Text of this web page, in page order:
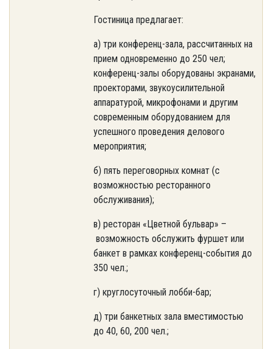
Гостиница предлагает:
а) три конференц-зала, рассчитанных на
прием одновременно до 250 чел;
конференц-залы оборудованы экранами,
проекторами, звукоусилительной
аппаратурой, микрофонами и другим
современным оборудованием для
успешного проведения делового
мероприятия;
б) пять переговорных комнат (с
возможностью ресторанного
обслуживания);
в) ресторан «Цветной бульвар» –
возможность обслужить фуршет или
банкет в рамках конференц-события до
350 чел.;
г) круглосуточный лобби-бар;
д) три банкетных зала вместимостью
до 40, 60, 200 чел.;